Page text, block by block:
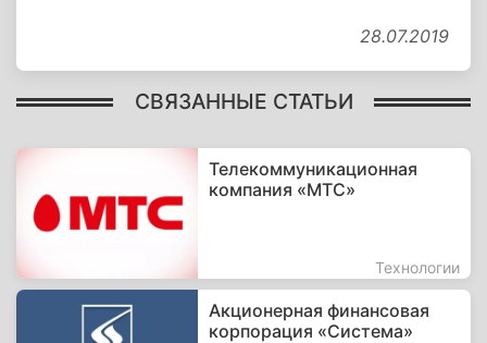
28.07.2019
СВЯЗАННЫЕ СТАТЬИ
Телекоммуникационная
компания «МТС»
Технологии
Акционерная финансовая
корпорация «Система»